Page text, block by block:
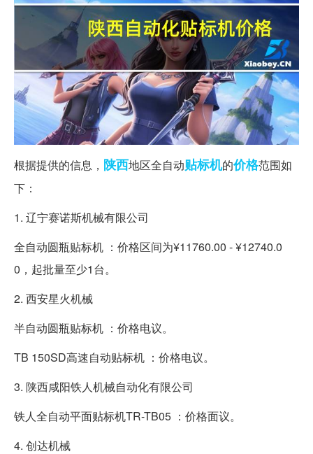
根据提供的信息， 陕西地区全自动贴标机的价格范围如
下：
1. 辽宁赛诺斯机械有限公司
全自动圆瓶贴标机 ：价格区间为¥11760.00 - ¥12740.0
0，起批量至少1台。
2. 西安星火机械
半自动圆瓶贴标机 ：价格电议。
TB 150SD高速自动贴标机 ：价格电议。
3. 陕西咸阳铁人机械自动化有限公司
铁人全自动平面贴标机TR-TB05 ：价格面议。
4. 创达机械